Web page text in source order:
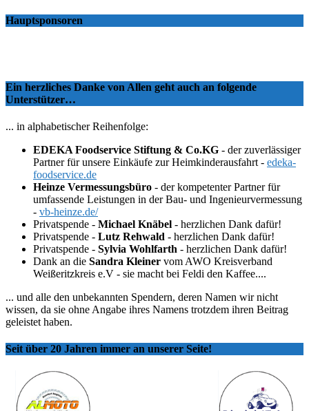
Hauptsponsoren
Ein herzliches Danke von Allen geht auch an folgende
Unterstützer…
... in alphabetischer Reihenfolge:
EDEKA Foodservice Stiftung & Co.KG - der zuverlässiger
Partner für unsere Einkäufe zur Heimkinderausfahrt - edeka-
foodservice.de
Heinze Vermessungsbüro - der kompetenter Partner für
umfassende Leistungen in der Bau- und Ingenieurvermessung
- vb-heinze.de/
Privatspende - Michael Knäbel - herzlichen Dank dafür!
Privatspende - Lutz Rehwald - herzlichen Dank dafür!
Privatspende - Sylvia Wohlfarth - herzlichen Dank dafür!
Dank an die Sandra Kleiner vom AWO Kreisverband
Weißeritzkreis e.V - sie macht bei Feldi den Kaffee....
... und alle den unbekannten Spendern, deren Namen wir nicht
wissen, da sie ohne Angabe ihres Namens trotzdem ihren Beitrag
geleistet haben.
Seit über 20 Jahren immer an unserer Seite!